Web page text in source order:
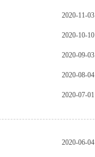
2020-11-03
2020-10-10
2020-09-03
2020-08-04
2020-07-01
2020-06-04